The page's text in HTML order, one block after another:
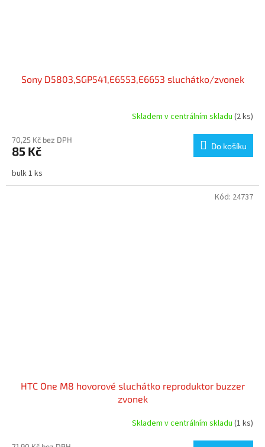
Sony D5803,SGP541,E6553,E6653 sluchátko/zvonek
Skladem v centrálním skladu (2 ks)
70,25 Kč bez DPH
85 Kč Do košíku
bulk 1 ks
HTC One M8 hovorové sluchátko reproduktor buzzer
zvonek
Skladem v centrálním skladu (1 ks)
Kód: 24737